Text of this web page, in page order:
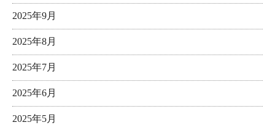
2025年9月
2025年8月
2025年7月
2025年6月
2025年5月